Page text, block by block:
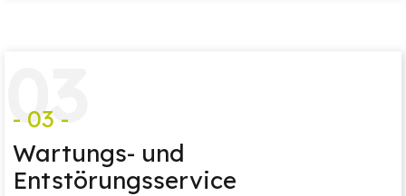
03
- 03 -
Wartungs- und
Entstörungsservice